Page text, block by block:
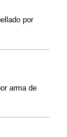
por
arma de